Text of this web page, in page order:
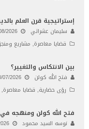
إستراتيجية قرن العلم
سليمان عشراتي
2026
قضايا معاصرة, مشاريع
بين الانتكاس والتغيير؟
فتح الله كولن
07/2026
رؤى حضارية, قضايا معاصرة,
فتح الله كولن ومنهجه في
نوسه السيد محمود